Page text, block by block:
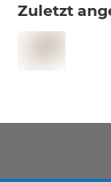
Zuletzt